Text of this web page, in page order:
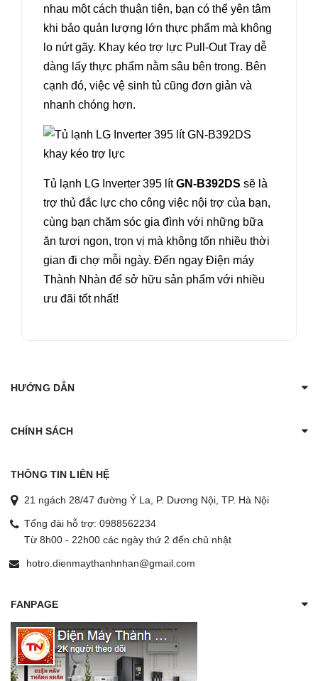
nhau một cách thuận tiện, bạn có thể yên tâm
khi bảo quản lượng lớn thực phẩm mà không
lo nứt gãy. Khay kéo trợ lực Pull-Out Tray dễ
dàng lấy thực phẩm nằm sâu bên trong. Bên
cạnh đó, việc vệ sinh tủ cũng đơn giản và
nhanh chóng hơn.
Tủ lạnh LG Inverter 395 lítGN-B392DS sẽ là
trợ thủ đắc lực cho công việc nội trợ của bạn,
cùng bạn chăm sóc gia đình với những bữa
ăn tươi ngon, trọn vị mà không tốn nhiều thời
gian đi chợ mỗi ngày. Đến ngay Điện máy
Thành Nhàn để sở hữu sản phẩm với nhiều
ưu đãi tốt nhất!
HƯỚNG DẪN
CHÍNH SÁCH
THÔNG TIN LIÊN HỆ
21 ngách 28/47 đường Ỷ La, P. Dương Nội, TP. Hà Nội
Tổng đài hỗ trợ: 0988562234
Từ 8h00 - 22h00 các ngày thứ 2 đến chủ nhật
hotro.dienmaythanhnhan@gmail.com
FANPAGE